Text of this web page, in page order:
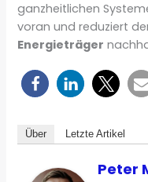
ganzheitlichen
voran und reduziert
Energieträger
Über Letzte Artikel
Peter